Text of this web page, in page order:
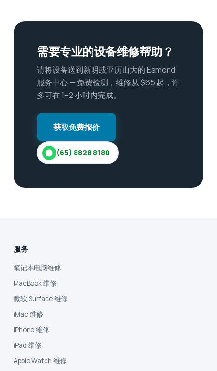
需要专业的设备维修帮助？
请将设备送到新明或亚历山大的 Esmond
服务中心 — 免费检测，维修从 $65 起，许
多可在 1–2 小时内完成。
获取免费报价
(65) 8828 8180
服务
笔记本电脑维修
MacBook 维修
微软 Surface 维修
iMac 维修
iPhone 维修
iPad 维修
Apple Watch 维修